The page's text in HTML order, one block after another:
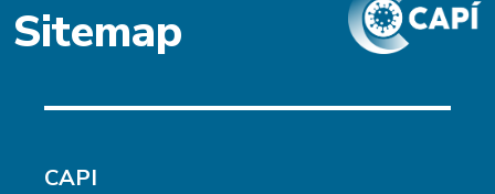
Sitemap
CAPI